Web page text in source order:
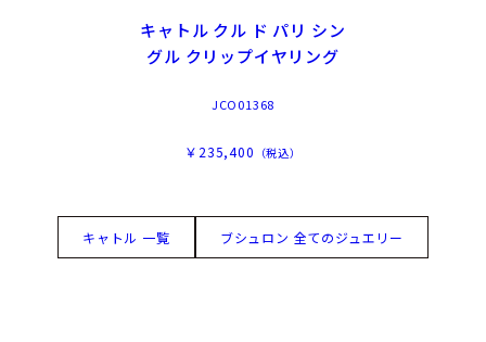
キャトル クル ド パリ シン
グル クリップイヤリング
JCO01368
￥235,400 （税込）
キャトル 一覧 ブシュロン 全てのジュエリー